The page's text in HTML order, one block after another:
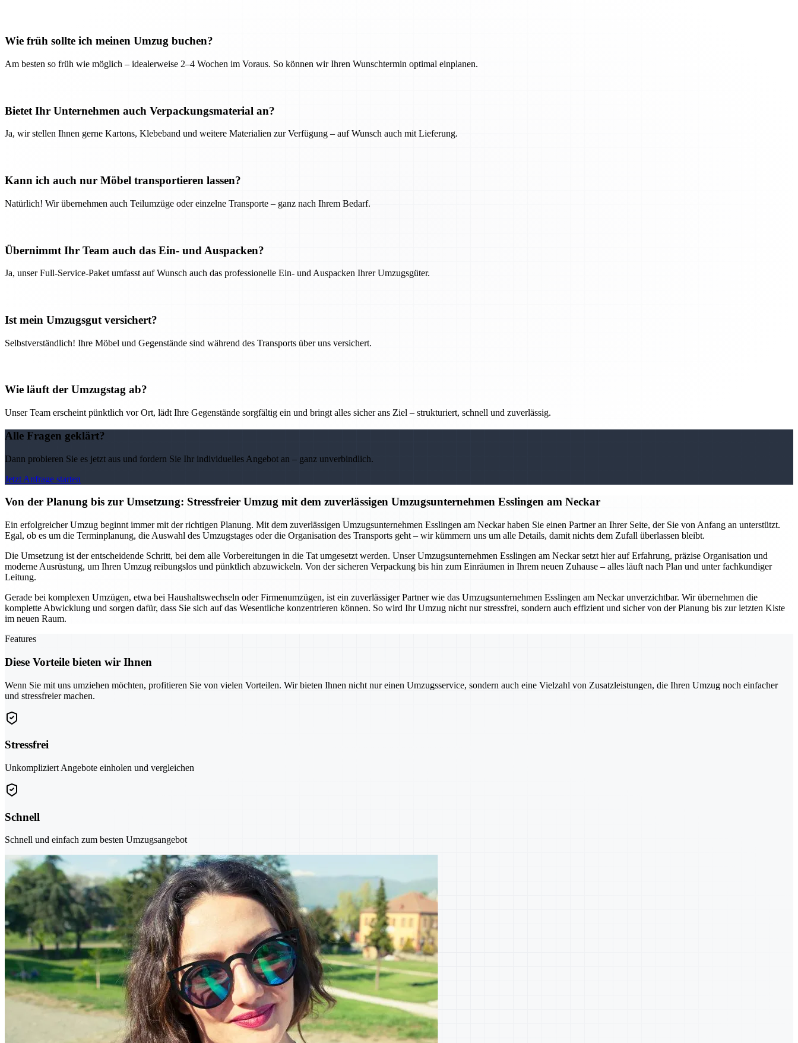
Wie früh sollte ich meinen Umzug buchen?
Am besten so früh wie möglich – idealerweise 2–4 Wochen im Voraus. So können wir Ihren Wunschtermin optimal einplanen.
Bietet Ihr Unternehmen auch Verpackungsmaterial an?
Ja, wir stellen Ihnen gerne Kartons, Klebeband und weitere Materialien zur Verfügung – auf Wunsch auch mit Lieferung.
Kann ich auch nur Möbel transportieren lassen?
Natürlich! Wir übernehmen auch Teilumzüge oder einzelne Transporte – ganz nach Ihrem Bedarf.
Übernimmt Ihr Team auch das Ein- und Auspacken?
Ja, unser Full-Service-Paket umfasst auf Wunsch auch das professionelle Ein- und Auspacken Ihrer Umzugsgüter.
Ist mein Umzugsgut versichert?
Selbstverständlich! Ihre Möbel und Gegenstände sind während des Transports über uns versichert.
Wie läuft der Umzugstag ab?
Unser Team erscheint pünktlich vor Ort, lädt Ihre Gegenstände sorgfältig ein und bringt alles sicher ans Ziel – strukturiert, schnell und zuverlässig.
Alle Fragen geklärt?
Dann probieren Sie es jetzt aus und fordern Sie Ihr individuelles Angebot an – ganz unverbindlich.
Jetzt Anfrage starten
Von der Planung bis zur Umsetzung: Stressfreier Umzug mit dem zuverlässigen Umzugsunternehmen Esslingen am Neckar
Ein erfolgreicher Umzug beginnt immer mit der richtigen Planung. Mit dem zuverlässigen Umzugsunternehmen Esslingen am Neckar haben Sie einen Partner an Ihrer Seite, der Sie von Anfang an unterstützt.
Egal, ob es um die Terminplanung, die Auswahl des Umzugstages oder die Organisation des Transports geht – wir kümmern uns um alle Details, damit nichts dem Zufall überlassen bleibt.
Die Umsetzung ist der entscheidende Schritt, bei dem alle Vorbereitungen in die Tat umgesetzt werden. Unser Umzugsunternehmen Esslingen am Neckar setzt hier auf Erfahrung, präzise Organisation und
moderne Ausrüstung, um Ihren Umzug reibungslos und pünktlich abzuwickeln. Von der sicheren Verpackung bis hin zum Einräumen in Ihrem neuen Zuhause – alles läuft nach Plan und unter fachkundiger
Leitung.
Gerade bei komplexen Umzügen, etwa bei Haushaltswechseln oder Firmenumzügen, ist ein zuverlässiger Partner wie das Umzugsunternehmen Esslingen am Neckar unverzichtbar. Wir übernehmen die
komplette Abwicklung und sorgen dafür, dass Sie sich auf das Wesentliche konzentrieren können. So wird Ihr Umzug nicht nur stressfrei, sondern auch effizient und sicher von der Planung bis zur letzten Kiste
im neuen Raum.
Features
Diese Vorteile bieten wir Ihnen
Wenn Sie mit uns umziehen möchten, profitieren Sie von vielen Vorteilen. Wir bieten Ihnen nicht nur einen Umzugsservice, sondern auch eine Vielzahl von Zusatzleistungen, die Ihren Umzug noch einfacher
und stressfreier machen.
Stressfrei
Unkompliziert Angebote einholen und vergleichen
Schnell
Schnell und einfach zum besten Umzugsangebot